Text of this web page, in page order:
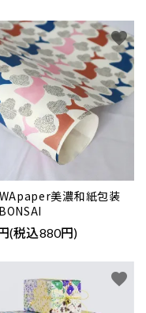
美濃和紙包装
(税込880円)
favorite
favorite
close